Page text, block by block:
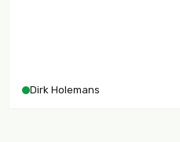
Dirk Holemans